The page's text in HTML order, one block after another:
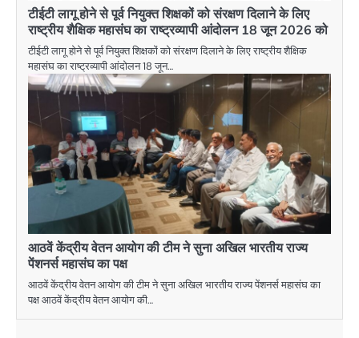
टीईटी लागू होने से पूर्व नियुक्त शिक्षकों को संरक्षण दिलाने के लिए
राष्ट्रीय शैक्षिक महासंघ का राष्ट्रव्यापी आंदोलन 18 जून 2026 को
टीईटी लागू होने से पूर्व नियुक्त शिक्षकों को संरक्षण दिलाने के लिए राष्ट्रीय शैक्षिक
महासंघ का राष्ट्रव्यापी आंदोलन 18 जून…
आठवें केंद्रीय वेतन आयोग की टीम ने सुना अखिल भारतीय राज्य
पेंशनर्स महासंघ का पक्ष
आठवें केंद्रीय वेतन आयोग की टीम ने सुना अखिल भारतीय राज्य पेंशनर्स महासंघ का
पक्ष आठवें केंद्रीय वेतन आयोग की…